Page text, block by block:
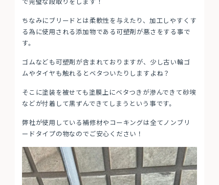
ちなみにブリードとは柔軟性を与えたり、加工しやすくす
る為に使用される添加物である可塑剤が悪さをする事で
す。
ゴムなども可塑剤が含まれておりますが、少し古い輪ゴ
ムやタイヤも触れるとベタついたりしますよね？
そこに塗装を被せても塗膜上にベタつきが滲んできて砂埃
などが付着して黒ずんできてしまうという事です。
弊社が使用している補修材やコーキングは全てノンブリ
ードタイプの物なのでご安心ください！